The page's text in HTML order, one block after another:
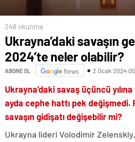
248 okunma
Ukrayna’daki savaşın
2024’te neler olabilir?
ABONE OL News 2 Ocak 2024
Ukrayna’daki savaş üçüncü
ayda cephe hattı pek değişmedi.
savaşın gidişatı değişebilir mi?
Ukrayna lideri Volodimir